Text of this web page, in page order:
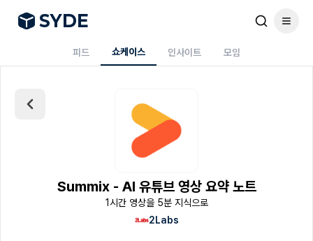
SYDE
피드 쇼케이스 인사이트 모임
Summix - AI 유튜브 영상 요약 노트
1시간 영상을 5분 지식으로
2Labs